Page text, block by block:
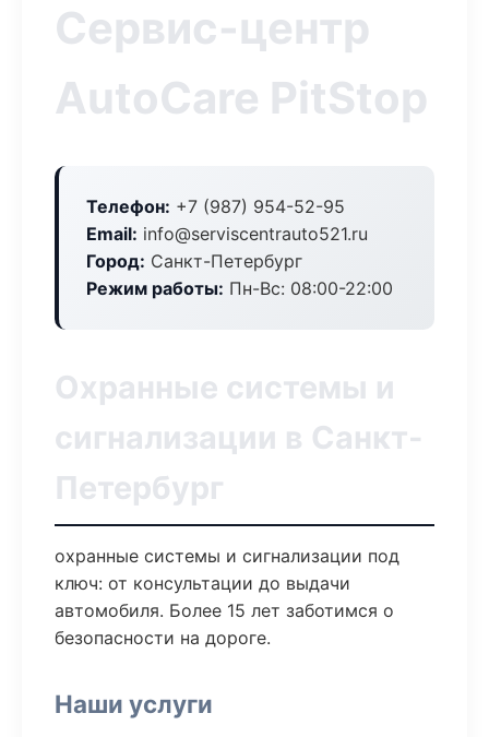
Сервис-центр
AutoCare PitStop
Телефон: +7 (987) 954-52-95
Email: info@serviscentrauto521.ru
Город: Санкт-Петербург
Режим работы: Пн-Вс: 08:00-22:00
Охранные системы и
сигнализации в Санкт-
Петербург
охранные системы и сигнализации под
ключ: от консультации до выдачи
автомобиля. Более 15 лет заботимся о
безопасности на дороге.
Наши услуги